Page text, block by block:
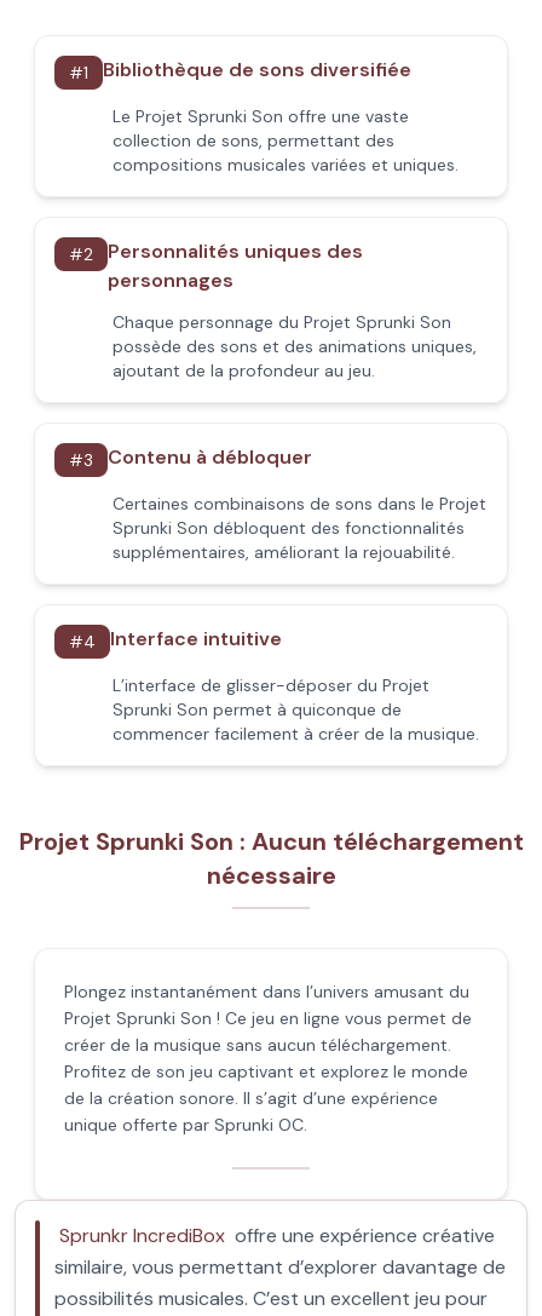
#1 Bibliothèque de sons diversifiée
Le Projet Sprunki Son offre une vaste
collection de sons, permettant des
compositions musicales variées et uniques.
#2
Personnalités uniques des
personnages
Chaque personnage du Projet Sprunki Son
possède des sons et des animations uniques,
ajoutant de la profondeur au jeu.
#3 Contenu à débloquer
Certaines combinaisons de sons dans le Projet
Sprunki Son débloquent des fonctionnalités
supplémentaires, améliorant la rejouabilité.
#4 Interface intuitive
L’interface de glisser-déposer du Projet
Sprunki Son permet à quiconque de
commencer facilement à créer de la musique.
Projet Sprunki Son : Aucun téléchargement
nécessaire
Plongez instantanément dans l’univers amusant du
Projet Sprunki Son ! Ce jeu en ligne vous permet de
créer de la musique sans aucun téléchargement.
Profitez de son jeu captivant et explorez le monde
de la création sonore. Il s’agit d’une expérience
unique offerte par Sprunki OC.
Sprunkr IncrediBox offre une expérience créative
similaire, vous permettant d’explorer davantage de
possibilités musicales. C’est un excellent jeu pour